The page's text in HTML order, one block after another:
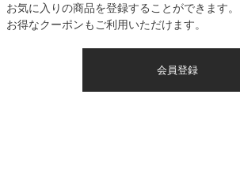
お気に入りの商品を登録することができます。
お得なクーポンもご利用いただけます。
会員登録